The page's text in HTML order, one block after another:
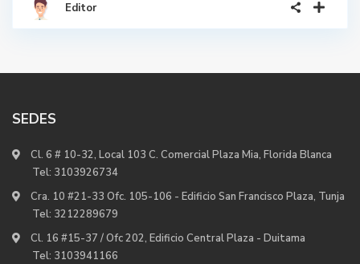
Editor
SEDES
Cl. 6 # 10-32, Local 103 C. Comercial Plaza Mia, Florida Blanca
Tel: 3103926734
Cra. 10 #21-33 Ofc. 105-106 - Edificio San Francisco Plaza, Tunja
Tel: 3212289679
Cl. 16 #15-37 / Ofc 202, Edificio Central Plaza - Duitama
Tel: 3103941166